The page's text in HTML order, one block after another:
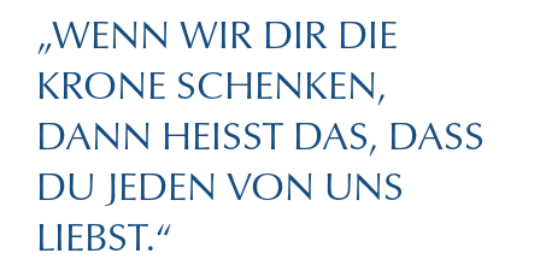
„WENN WIR DIR DIE
KRONE SCHENKEN,
DANN HEISST DAS, DASS D
U JEDEN VON UNS L
IEBST.“